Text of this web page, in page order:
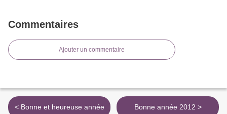
Commentaires
Ajouter un commentaire
< Bonne et heureuse année Bonne année 2012 >